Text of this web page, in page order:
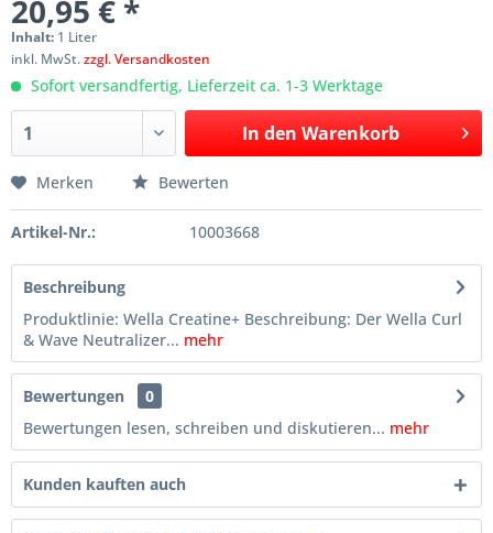
20,95 € *
Inhalt: 1 Liter
inkl. MwSt.zzgl. Versandkosten
Sofort versandfertig, Lieferzeit ca. 1-3 Werktage
In den Warenkorb
Merken Bewerten
Artikel-Nr.: 10003668
Beschreibung
Produktlinie: Wella Creatine+ Beschreibung: Der Wella Curl
& Wave Neutralizer... mehr
Bewertungen
0
Bewertungen lesen, schreiben und diskutieren... mehr
Kunden kauften auch